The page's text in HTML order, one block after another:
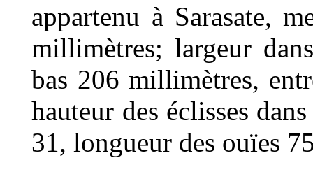
appartenu à Sarasate,
millimètres; largeur
bas 206 millimètres,
hauteur des éclisses
31, longueur des ouïes